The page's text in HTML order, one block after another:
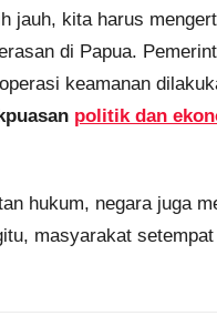
jauh, kita harus
di Papua.
keamanan
politik dan
hukum, negara juga
masyarakat